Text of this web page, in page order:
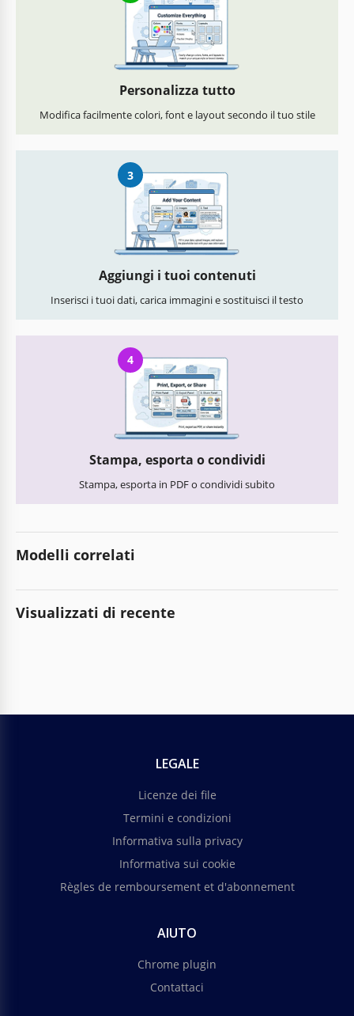
Personalizza tutto
Modifica facilmente colori, font e layout secondo il tuo stile
3
Aggiungi i tuoi contenuti
Inserisci i tuoi dati, carica immagini e sostituisci il testo
4
Stampa, esporta o condividi
Stampa, esporta in PDF o condividi subito
Modelli correlati
Visualizzati di recente
LEGALE
Licenze dei file
Termini e condizioni
Informativa sulla privacy
Informativa sui cookie
Règles de remboursement et d'abonnement
AIUTO
Chrome plugin
Contattaci